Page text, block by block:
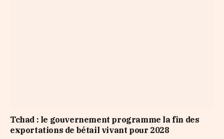
Tchad : le gouvernement programme la fin des
exportations de bétail vivant pour 2028